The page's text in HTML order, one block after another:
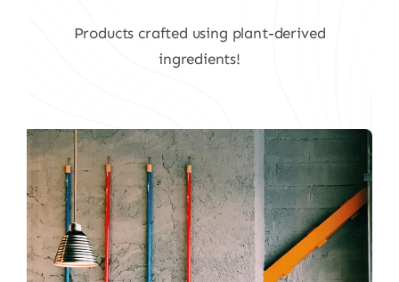
Products crafted using plant-derived
ingredients!